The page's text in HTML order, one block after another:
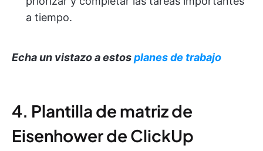
a tiempo.
Echa un vistazo a estosplanes de trabajo
4. Plantilla de matriz de
Eisenhower de ClickUp